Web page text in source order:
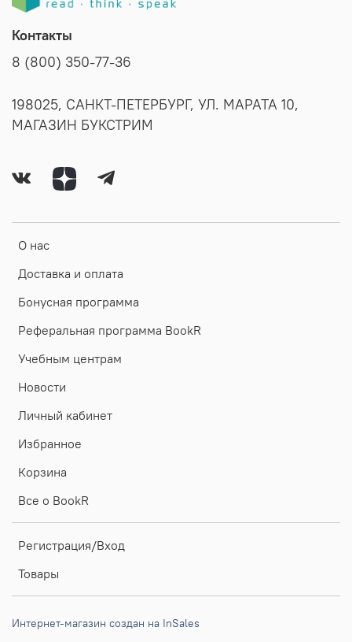
О нас
Доставка и оплата
Бонусная программа
Реферальная программа BookR
Учебным центрам
Новости
Личный кабинет
Избранное
Корзина
Все о BookR
Регистрация/Вход
Товары
Контакты
8 (800) 350-77-36
198025, САНКТ-ПЕТЕРБУРГ, УЛ. МАРАТА 10,
МАГАЗИН БУКСТРИМ
Интернет-магазин создан на InSales